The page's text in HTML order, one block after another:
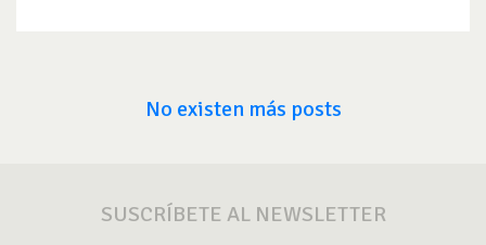
No existen más posts
SUSCRÍBETE AL NEWSLETTER